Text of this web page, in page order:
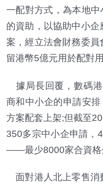
一配對方式，為本地
的資助，以協助中小
案，經立法會財務委
留港幣5億元用於配對用
據局長回覆，數碼
商和中小企的申請安
方案配套上架;但截至
350多宗中小企申請，
——最少8000家合資格
面對港人北上零售消